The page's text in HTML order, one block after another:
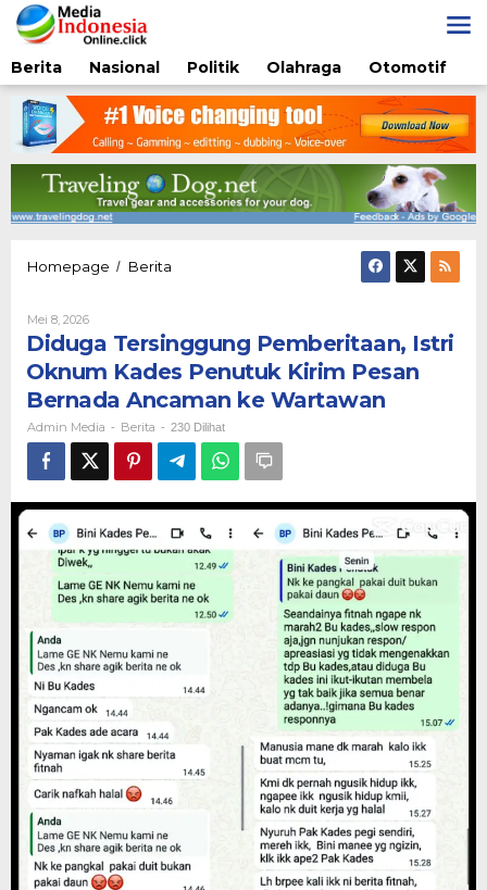
Lewati
ke
konten
Berita
Nasional Politik Olahraga Otomotif
Homepage / Berita
Oknum
Kades
Penutuk
Kirim
Pesan
Bernada
Ancaman
ke
Wartawan
Mei 8, 2026Oleh
Media
Diduga Tersinggung Pemberitaan, Istri
Oknum Kades Penutuk Kirim Pesan
Bernada Ancaman ke Wartawan
Admin Media - Berita - 230 Dilihat